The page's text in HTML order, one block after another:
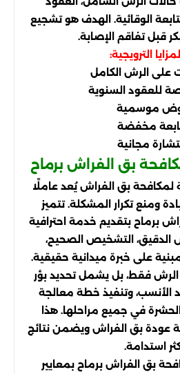
الوقائية. الهدف هو تشجيع
قبل تفاقم الإصابة.
الترويجية:
الرش الكامل
للعقود السنوية
موسمية
مخفضة
مجانية
بق الفراش برماح
لمكافحة بق الفراش يُعد عاملًا
ومنع تكرار المشكلة. تتميز
برماح بتقديم خدمة احترافية
التشخيص الصحيح،
على خبرة ميدانية حقيقية.
الرش فقط، بل يشمل تحديد بؤر
الأنسب، وتنفيذ خطة معالجة
في جميع مراحلها. هذا
عودة بق الفراش ويضمن نتائج
استدامة.
بق الفراش برماح بمعايير